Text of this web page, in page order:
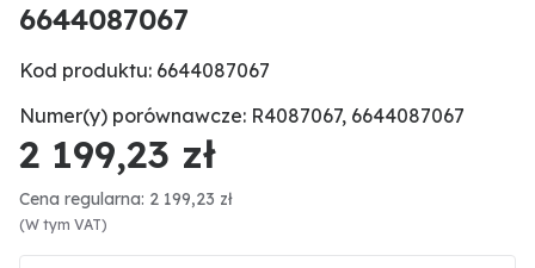
6644087067
Kod produktu: 6644087067
Numer(y) porównawcze: R4087067, 6644087067
2 199,23 zł
Cena regularna: 2 199,23 zł
(W tym VAT)